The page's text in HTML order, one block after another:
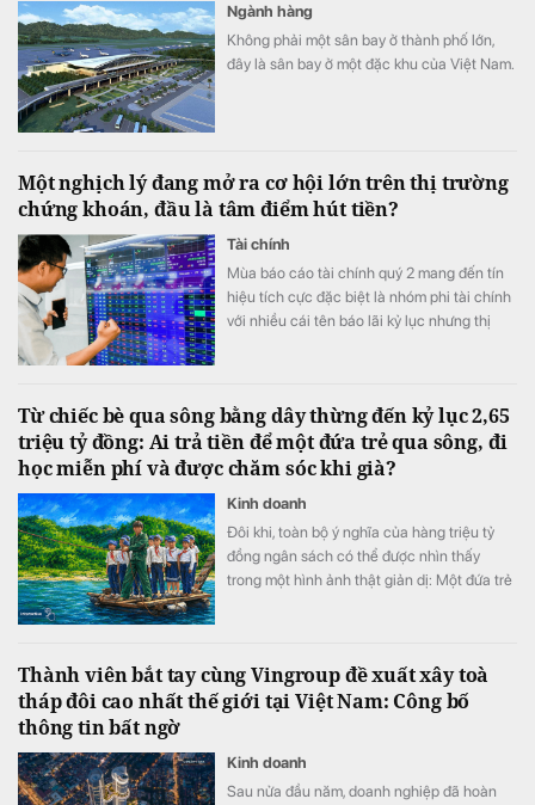
Ngành hàng
Không phải một sân bay ở thành phố lớn,
đây là sân bay ở một đặc khu của Việt Nam.
Một nghịch lý đang mở ra cơ hội lớn trên thị trường
chứng khoán, đầu là tâm điểm hút tiền?
Tài chính
Mùa báo cáo tài chính quý 2 mang đến tín
hiệu tích cực đặc biệt là nhóm phi tài chính
với nhiều cái tên báo lãi kỷ lục nhưng thị
Từ chiếc bè qua sông bằng dây thừng đến kỷ lục 2,65
triệu tỷ đồng: Ai trả tiền để một đứa trẻ qua sông, đi
học miễn phí và được chăm sóc khi già?
Kinh doanh
Đôi khi, toàn bộ ý nghĩa của hàng triệu tỷ
đồng ngân sách có thể được nhìn thấy
trong một hình ảnh thật giản dị: Một đứa trẻ
Thành viên bắt tay cùng Vingroup đề xuất xây toà
tháp đôi cao nhất thế giới tại Việt Nam: Công bố
thông tin bất ngờ
Kinh doanh
Sau nửa đầu năm, doanh nghiệp đã hoàn